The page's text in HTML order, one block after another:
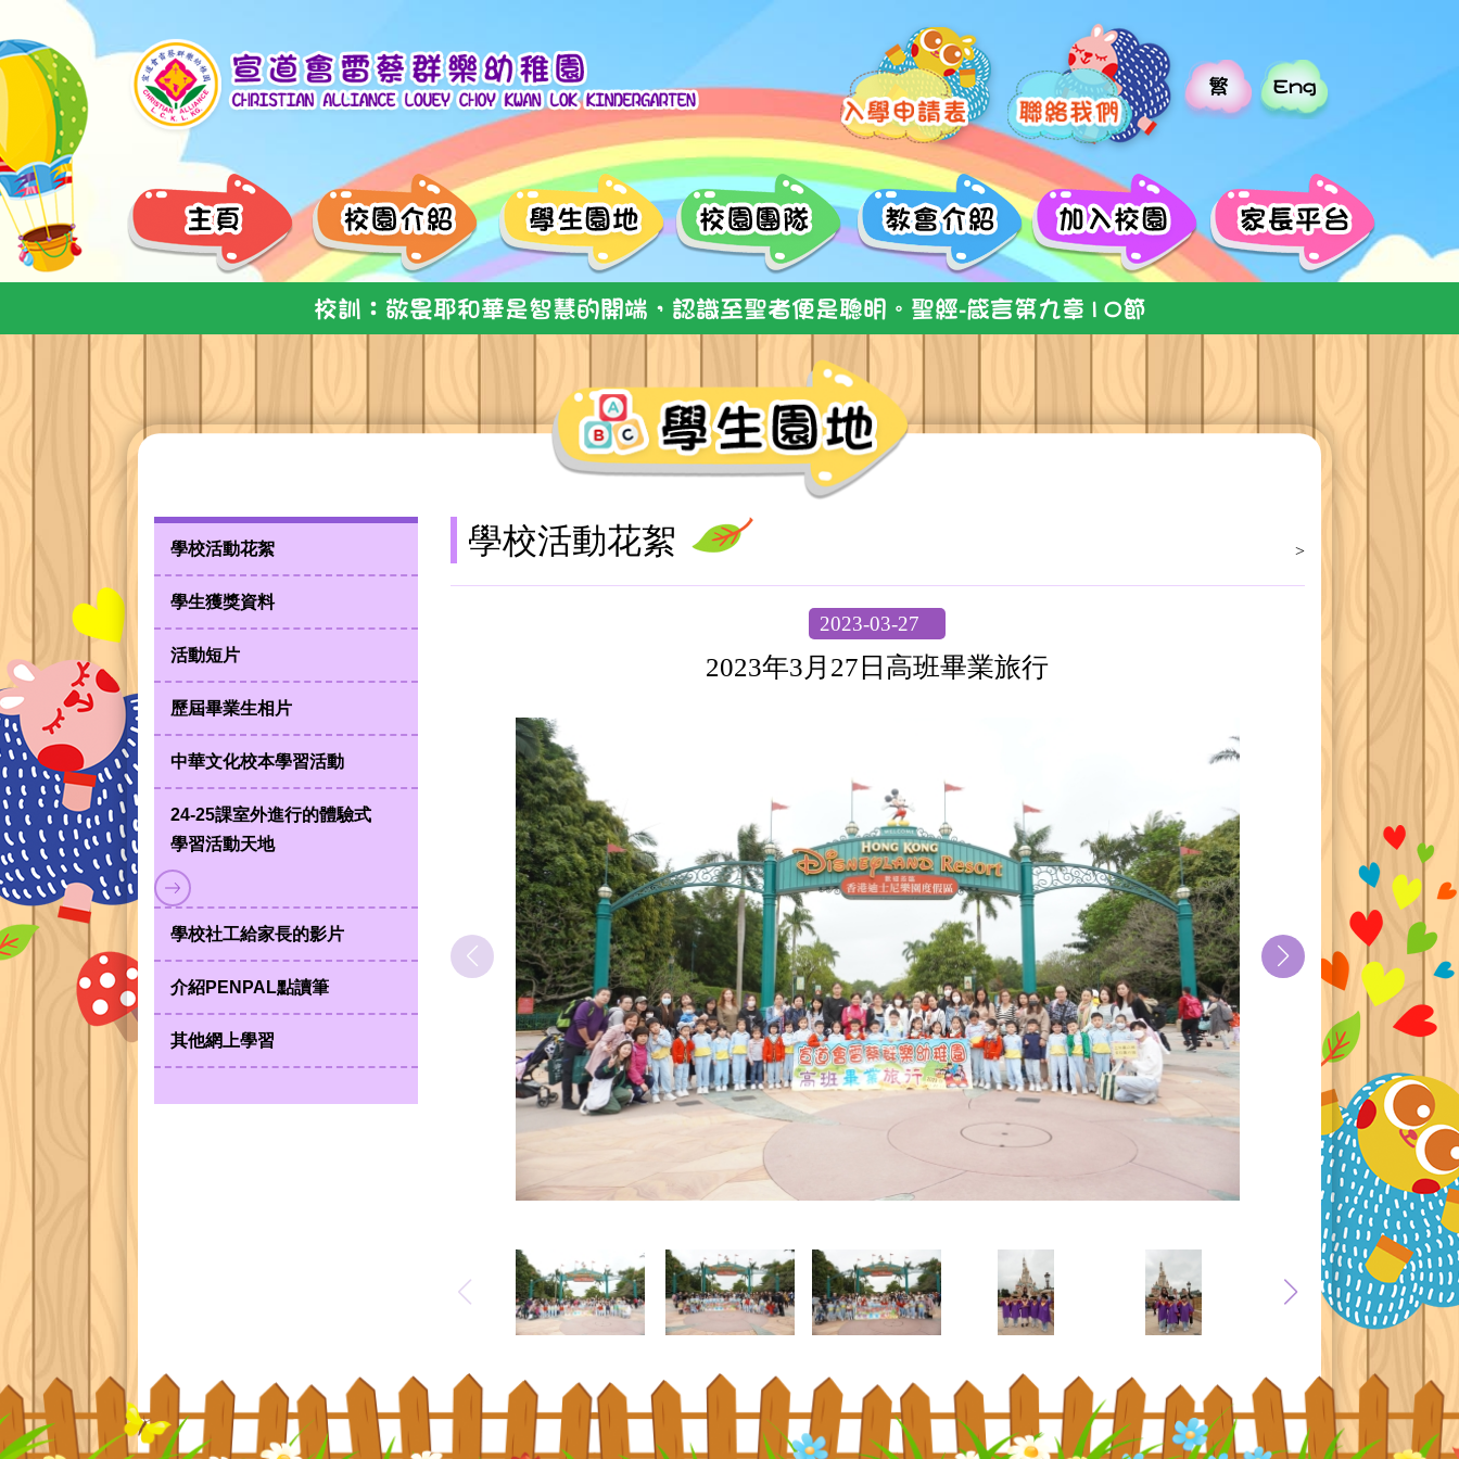
繁 Eng
校訓：敬畏耶和華是智慧的開端，認識至聖者便是聰明。聖經-箴言第九章10節
學校活動花絮
學生獲獎資料
活動短片
歷屆畢業生相片
中華文化校本學習活動
24-25課室外進行的體驗式
學習活動天地
學校社工給家長的影片
介紹PENPAL點讀筆
其他網上學習
學校活動花絮 >
2023-03-27
2023年3月27日高班畢業旅行